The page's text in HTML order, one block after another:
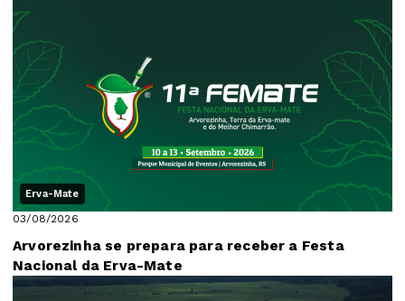
Erva-Mate
03/08/2026
Arvorezinha se prepara para receber a Festa
Nacional da Erva-Mate